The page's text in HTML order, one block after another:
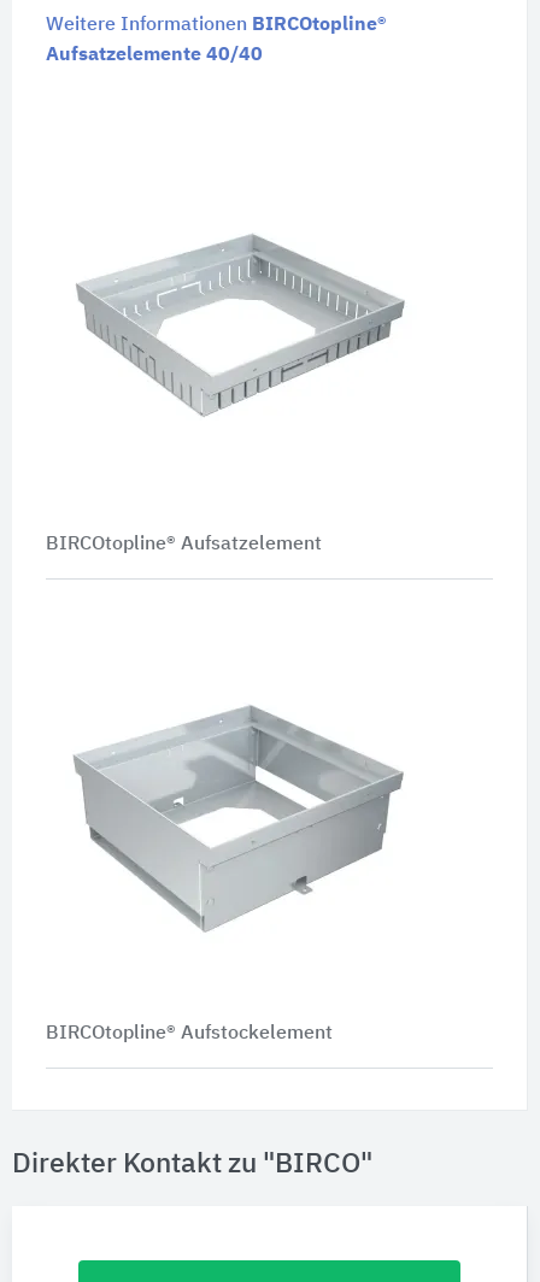
Weitere Informationen BIRCOtopline®
Aufsatzelemente 40/40
BIRCOtopline® Aufsatzelement
BIRCOtopline® Aufstockelement
Direkter Kontakt zu "BIRCO"